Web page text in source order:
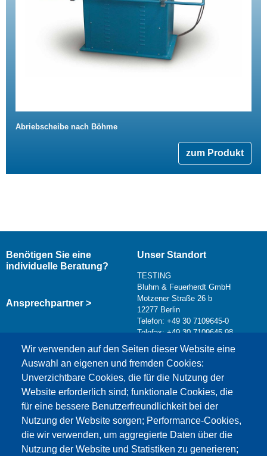
Abriebscheibe nach Böhme
zum Produkt
Wir verwenden auf den Seiten dieser Website eine
Auswahl an eigenen und fremden Cookies:
Unverzichtbare Cookies, die für die Nutzung der
Website erforderlich sind; funktionale Cookies, die
für eine bessere Benutzerfreundlichkeit bei der
Nutzung der Website sorgen; Performance-Cookies,
die wir verwenden, um aggregierte Daten über die
Nutzung der Website und Statistiken zu generieren;
Benötigen Sie eine
individuelle Beratung?
Ansprechpartner >
Unser Standort
TESTING
Bluhm & Feuerherdt GmbH
Motzener Straße 26 b
12277 Berlin
Telefon: +49 30 7109645-0
Telefax: +49 30 7109645-98
info@testing.de
Dieser Inhalt ist blockiert, da die Google Maps